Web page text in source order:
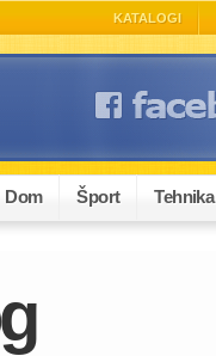
KATALOGI
Dom Šport Tehnika